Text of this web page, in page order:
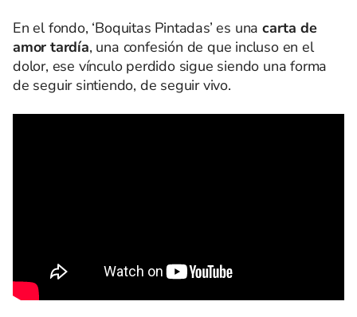
En el fondo, ‘Boquitas Pintadas’ es una carta de
amor tardía, una confesión de que incluso en el
dolor, ese vínculo perdido sigue siendo una forma
de seguir sintiendo, de seguir vivo.